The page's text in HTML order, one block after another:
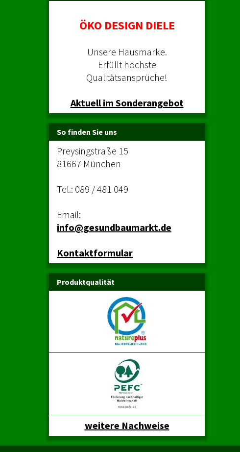
ÖKO DESIGN DIELE
Unsere Hausmarke.
Erfüllt höchste
Qualitätsansprüche!
Aktuell im Sonderangebot
So finden Sie uns
Preysingstraße 15
81667 München
Tel.: 089 / 481 049
Email:
info@gesundbaumarkt.de
Kontaktformular
Produktqualität
weitere Nachweise